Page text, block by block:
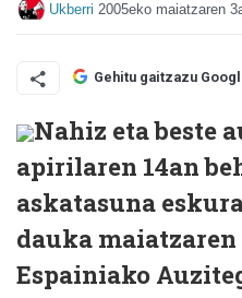
Ukberri 2005eko maiatzaren
Gehitu gaitzazu
Nahiz eta beste
apirilaren 14an
askatasuna
dauka maiatzaren
Espainiako